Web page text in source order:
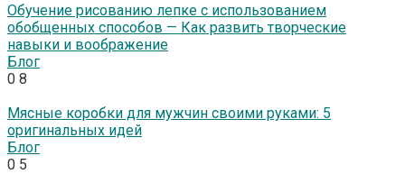
Обучение рисованию лепке с использованием
обобщенных способов — Как развить творческие
навыки и воображение
Блог
0 8
Мясные коробки для мужчин своими руками: 5
оригинальных идей
Блог
0 5